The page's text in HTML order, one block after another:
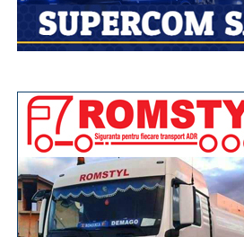
temporar afectați de necesarele
Astfel, luni, 10 august, între orele
rutier va fi închis total pe
de Cultură a Sindicatelor.
19:45, traficul va fi oprit pe Calea
sensul giratoriu de la Colegiul
și Str. Stelea), Str. Stelea și Str.
putea fi parcate autoturismele pe
(segmentul cuprins între
Sindicatelor), începând cu ziua